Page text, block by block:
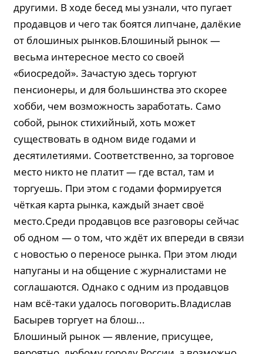
другими. В ходе бесед мы узнали, что пугает
продавцов и чего так боятся липчане, далёкие
от блошиных рынков.Блошиный рынок —
весьма интересное место со своей
«биосредой». Зачастую здесь торгуют
пенсионеры, и для большинства это скорее
хобби, чем возможность заработать. Само
собой, рынок стихийный, хоть может
существовать в одном виде годами и
десятилетиями. Соответственно, за торговое
место никто не платит — где встал, там и
торгуешь. При этом с годами формируется
чёткая карта рынка, каждый знает своё
место.Среди продавцов все разговоры сейчас
об одном — о том, что ждёт их впереди в связи
с новостью о переносе рынка. При этом люди
напуганы и на общение с журналистами не
соглашаются. Однако с одним из продавцов
нам всё-таки удалось поговорить.Владислав
Басырев торгует на блош...
Блошиный рынок — явление, присущее,